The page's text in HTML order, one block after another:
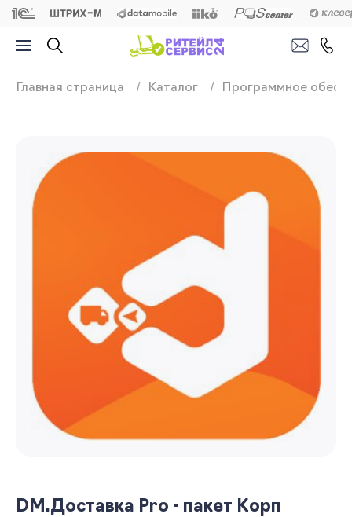
Продажа,
Главная страница Каталог Программное
DM.Доставка Pro - пакет Корп